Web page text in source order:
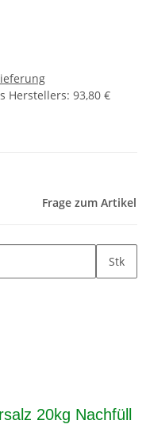
Herstellers: 93,80 €
Frage zum Artikel
Stk
20kg Nachfüll